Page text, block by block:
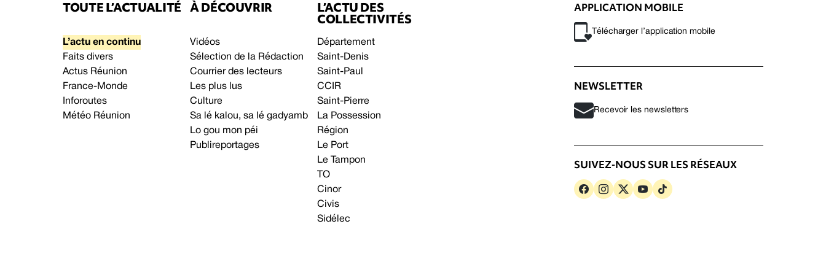
TOUTE L’ACTUALITÉ
L’actu en continu
Faits divers
Actus Réunion
France-Monde
Inforoutes
Météo Réunion
À DÉCOUVRIR
Vidéos
Sélection de la Rédaction
Courrier des lecteurs
Les plus lus
Culture
Sa lé kalou, sa lé gadyamb
Lo gou mon péi
Publireportages
L’ACTU DES
COLLECTIVITÉS
Département
Saint-Denis
Saint-Paul
CCIR
Saint-Pierre
La Possession
Région
Le Port
Le Tampon
TO
Cinor
Civis
Sidélec
APPLICATION MOBILE
Télécharger l’application mobile
NEWSLETTER
Recevoir les newsletters
SUIVEZ-NOUS SUR LES RÉSEAUX